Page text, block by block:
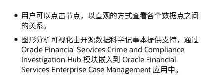
用户可以点击节点，以直观的方式查看各个数据点之间
的关系。
图形分析可视化由开源数据科学记事本提供支持，通过
Oracle Financial Services Crime and Compliance
Investigation Hub 模块嵌入到 Oracle Financial
Services Enterprise Case Management 应用中。